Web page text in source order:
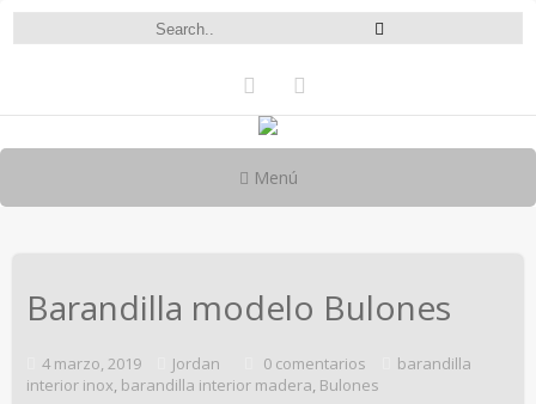
Menú
Barandilla modelo Bulones
4 marzo, 2019 Jordan 0 comentarios
barandilla
interior inox, barandilla interior madera, Bulones